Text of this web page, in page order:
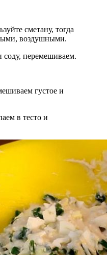
сметану, тогда
воздушными.
соду, перемешиваем.
густое и
в тесто и